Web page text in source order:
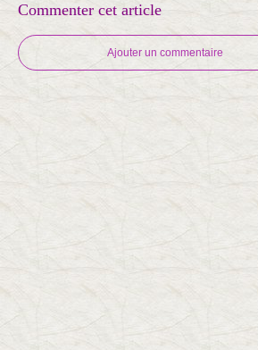
Commenter cet article
Ajouter un commentaire